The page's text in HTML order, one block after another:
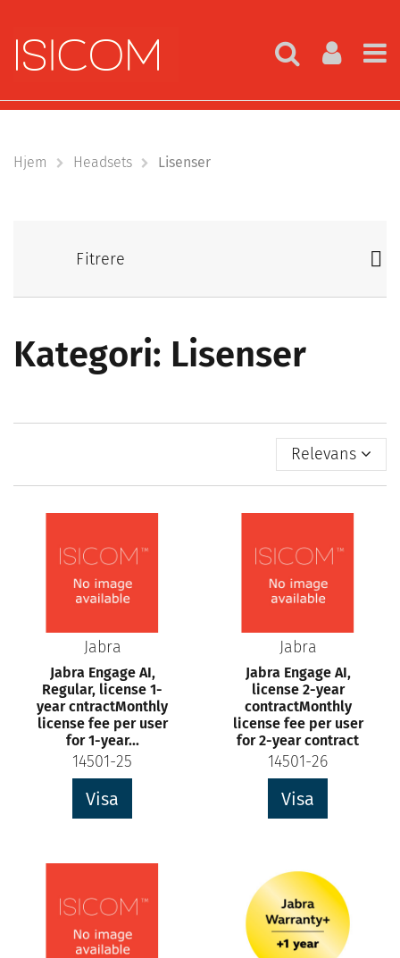
Hjem Headsets Lisenser
Kategori: Lisenser
Relevans
Jabra
Jabra Engage AI,
Regular, license 1-
year cntractMonthly
license fee per user
for 1-year...
14501-25
Visa
Jabra
Jabra Engage AI,
license 2-year
contractMonthly
license fee per user
for 2-year contract
14501-26
Visa
Fitrere